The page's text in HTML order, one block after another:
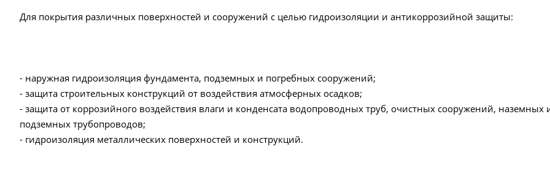
Для покрытия различных поверхностей и сооружений с целью гидроизоляции и антикоррозийной защиты:
- наружная гидроизоляция фундамента, подземных и погребных сооружений;
- защита строительных конструкций от воздействия атмосферных осадков;
- защита от коррозийного воздействия влаги и конденсата водопроводных труб, очистных сооружений, наземных
подземных трубопроводов;
- гидроизоляция металлических поверхностей и конструкций.